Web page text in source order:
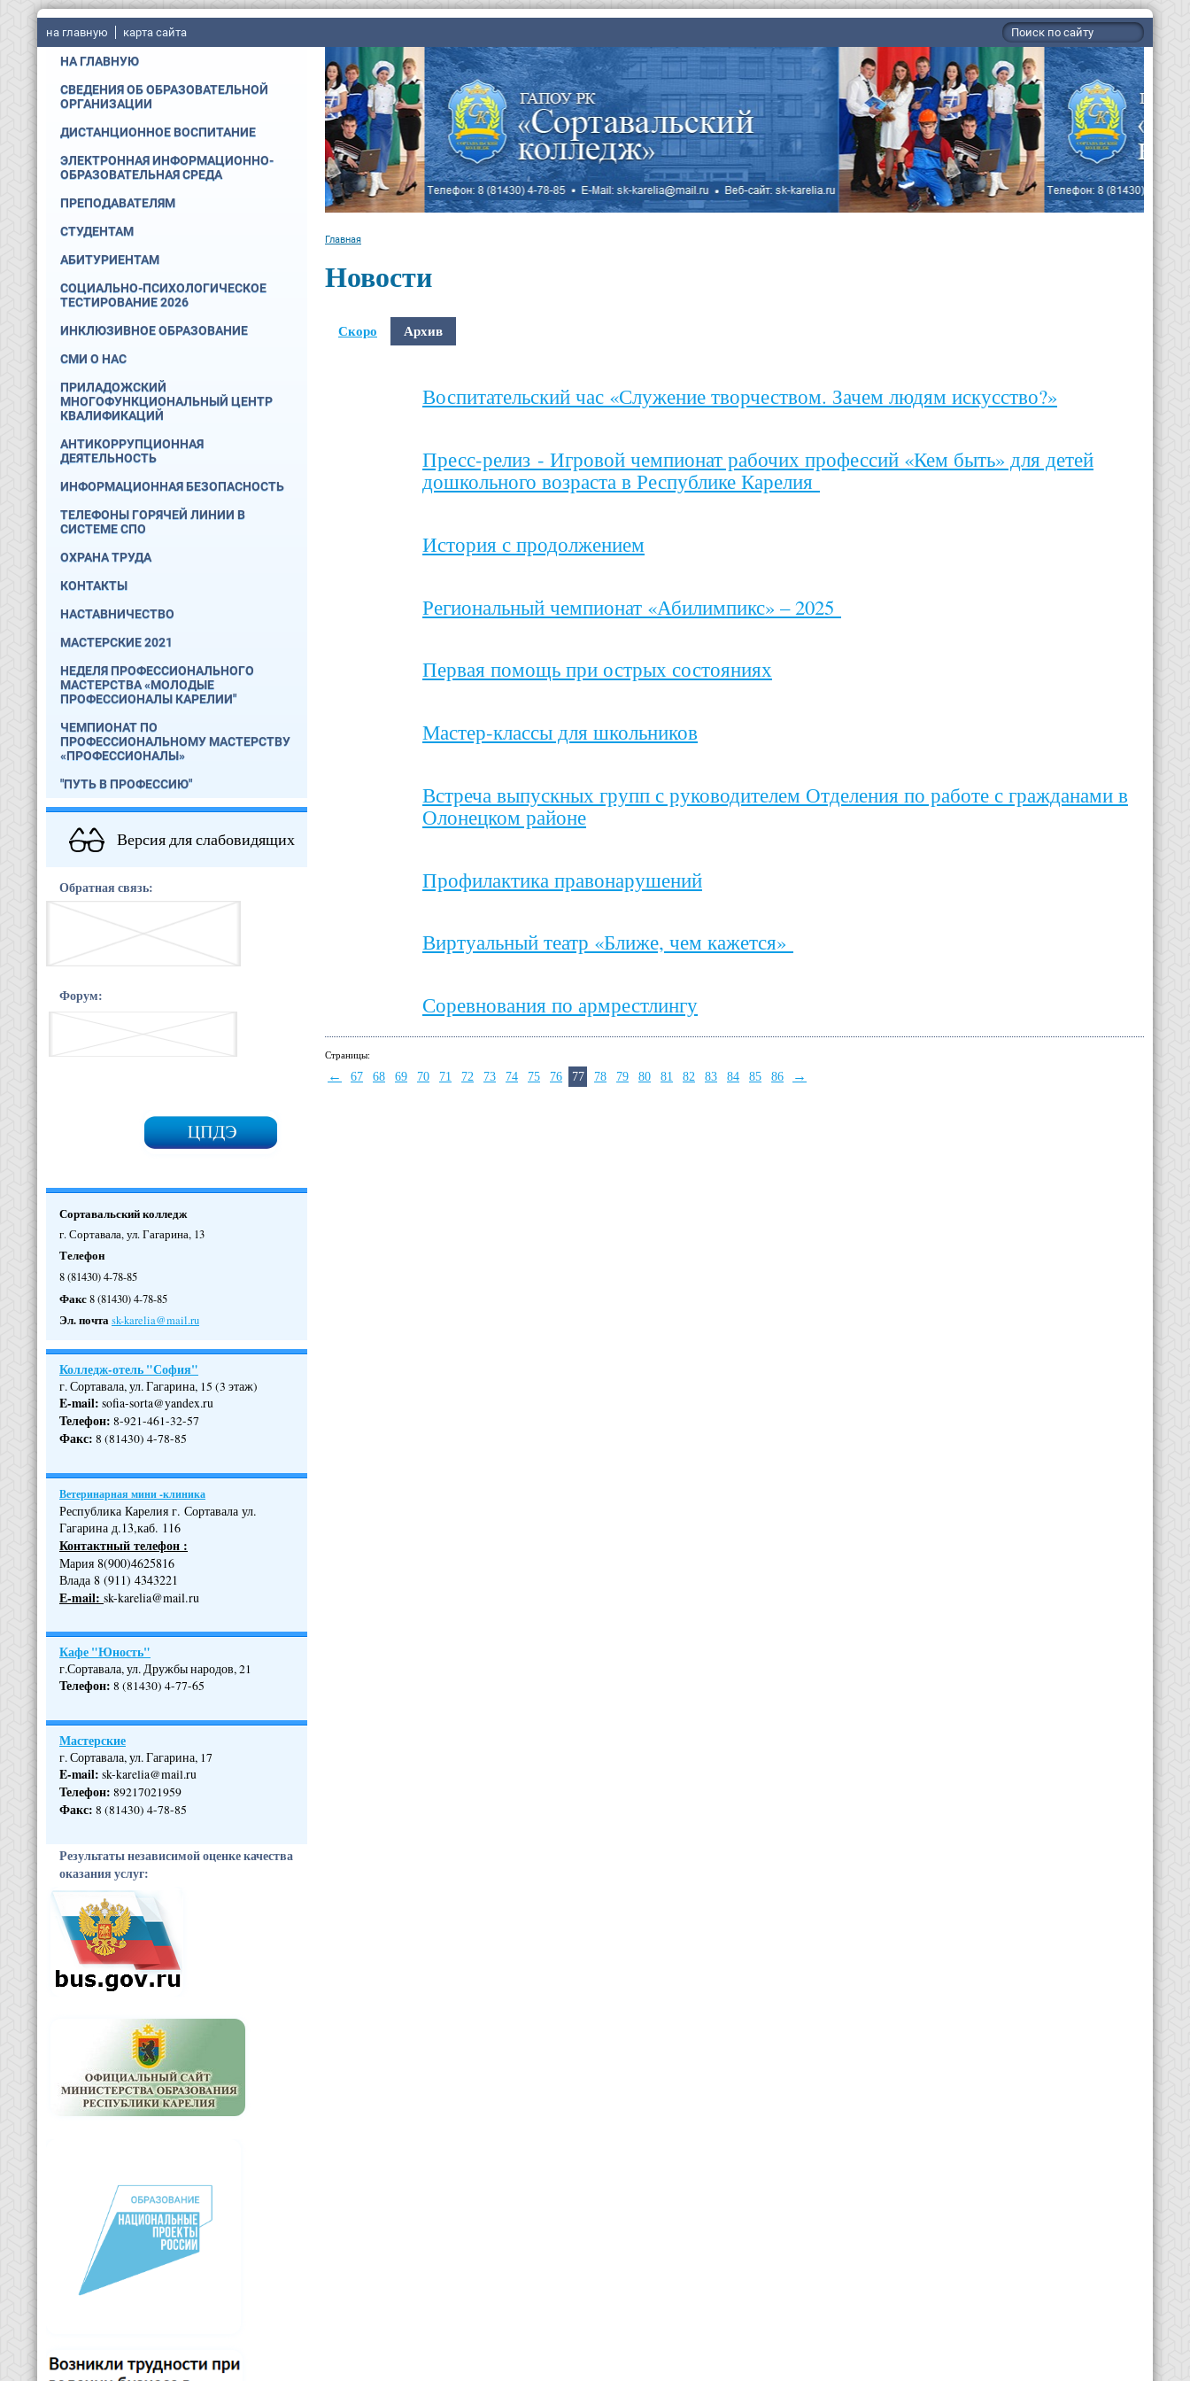
на главную карта сайта
НА ГЛАВНУЮ
СВЕДЕНИЯ ОБ ОБРАЗОВАТЕЛЬНОЙ
ОРГАНИЗАЦИИ
ДИСТАНЦИОННОЕ ВОСПИТАНИЕ
ЭЛЕКТРОННАЯ ИНФОРМАЦИОННО-
ОБРАЗОВАТЕЛЬНАЯ СРЕДА
ПРЕПОДАВАТЕЛЯМ
СТУДЕНТАМ
АБИТУРИЕНТАМ
СОЦИАЛЬНО-ПСИХОЛОГИЧЕСКОЕ
ТЕСТИРОВАНИЕ 2026
ИНКЛЮЗИВНОЕ ОБРАЗОВАНИЕ
СМИ О НАС
ПРИЛАДОЖСКИЙ
МНОГОФУНКЦИОНАЛЬНЫЙ ЦЕНТР
КВАЛИФИКАЦИЙ
АНТИКОРРУПЦИОННАЯ
ДЕЯТЕЛЬНОСТЬ
ИНФОРМАЦИОННАЯ БЕЗОПАСНОСТЬ
ТЕЛЕФОНЫ ГОРЯЧЕЙ ЛИНИИ В
СИСТЕМЕ СПО
ОХРАНА ТРУДА
КОНТАКТЫ
НАСТАВНИЧЕСТВО
МАСТЕРСКИЕ 2021
НЕДЕЛЯ ПРОФЕССИОНАЛЬНОГО
МАСТЕРСТВА «МОЛОДЫЕ
ПРОФЕССИОНАЛЫ КАРЕЛИИ"
ЧЕМПИОНАТ ПО
ПРОФЕССИОНАЛЬНОМУ МАСТЕРСТВУ
«ПРОФЕССИОНАЛЫ»
"ПУТЬ В ПРОФЕССИЮ"
Версия для слабовидящих
Обратная связь:
Форум:
Сортавальский колледж
г. Сортавала, ул. Гагарина, 13
Телефон
8 (81430) 4-78-85
Факс8 (81430) 4-78-85
Эл. почтаsk-karelia@mail.ru
Колледж-отель "София"
г. Сортавала, ул. Гагарина, 15 (3 этаж)
E-mail: sofia-sorta@yandex.ru
Телефон: 8-921-461-32-57
Факс: 8 (81430) 4-78-85
Ветеринарная мини -клиника
Республика Карелия г. Сортавала ул.
Гагарина д.13,каб. 116
Контактный телефон :
Мария 8(900)4625816
Влада 8 (911) 4343221
Е-mail: sk-karelia@mail.ru
Кафе "Юность"
г.Сортавала, ул. Дружбы народов, 21
Телефон: 8 (81430) 4-77-65
Мастерские
г. Сортавала, ул. Гагарина, 17
E-mail: sk-karelia@mail.ru
Телефон: 89217021959
Факс: 8 (81430) 4-78-85
Результаты независимой оценке качества
оказания услуг:
Главная
Новости
Скоро Архив
Воспитательский час «Служение творчеством. Зачем людям искусство?»
Пресс-релиз - Игровой чемпионат рабочих профессий «Кем быть» для детей
дошкольного возраста в Республике Карелия
История с продолжением
Региональный чемпионат «Абилимпикс» – 2025
Первая помощь при острых состояниях
Мастер-классы для школьников
Встреча выпускных групп с руководителем Отделения по работе с гражданами в
Олонецком районе
Профилактика правонарушений
Виртуальный театр «Ближе, чем кажется»
Соревнования по армрестлингу
Страницы:
← 67 68 69 70 71 72 73 74 75 76 77 78 79 80 81 82 83 84 85 86 →